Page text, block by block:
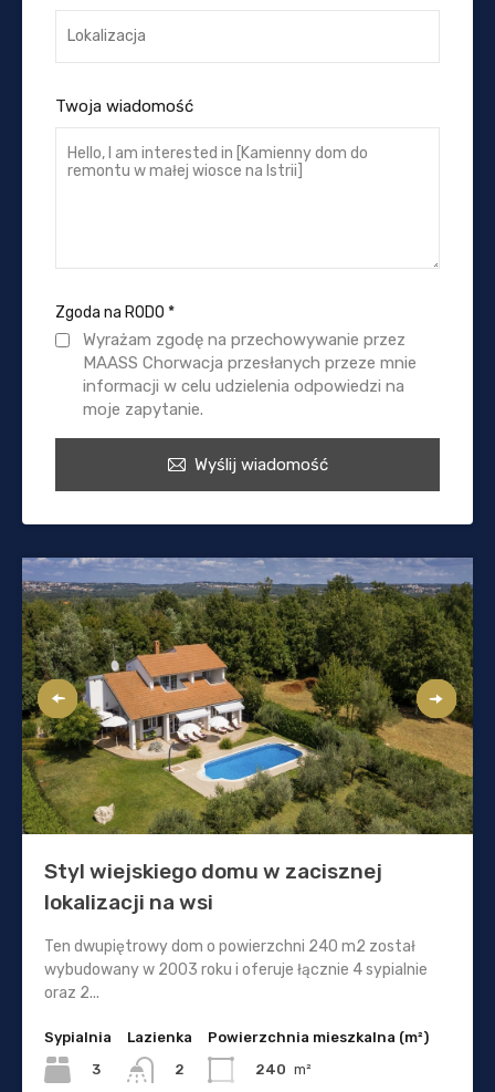
Twoja wiadomość
Zgoda na RODO *
Wyrażam zgodę na przechowywanie przez
MAASS Chorwacja przesłanych przeze mnie
informacji w celu udzielenia odpowiedzi na
moje zapytanie.
Wyślij wiadomość
Styl wiejskiego domu w zacisznej
lokalizacji na wsi
Ten dwupiętrowy dom o powierzchni 240 m2 został
wybudowany w 2003 roku i oferuje łącznie 4 sypialnie
oraz 2...
Sypialnia
3
Lazienka
2
Powierzchnia mieszkalna (m²)
240 m²